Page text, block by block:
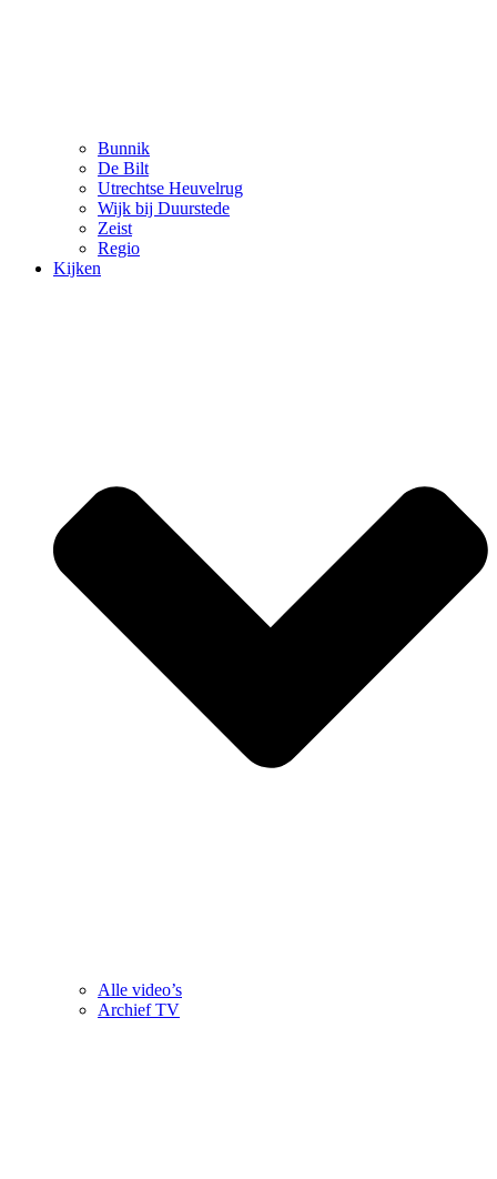
Bunnik
De Bilt
Utrechtse Heuvelrug
Wijk bij Duurstede
Zeist
Regio
Kijken
Alle video’s
Archief TV